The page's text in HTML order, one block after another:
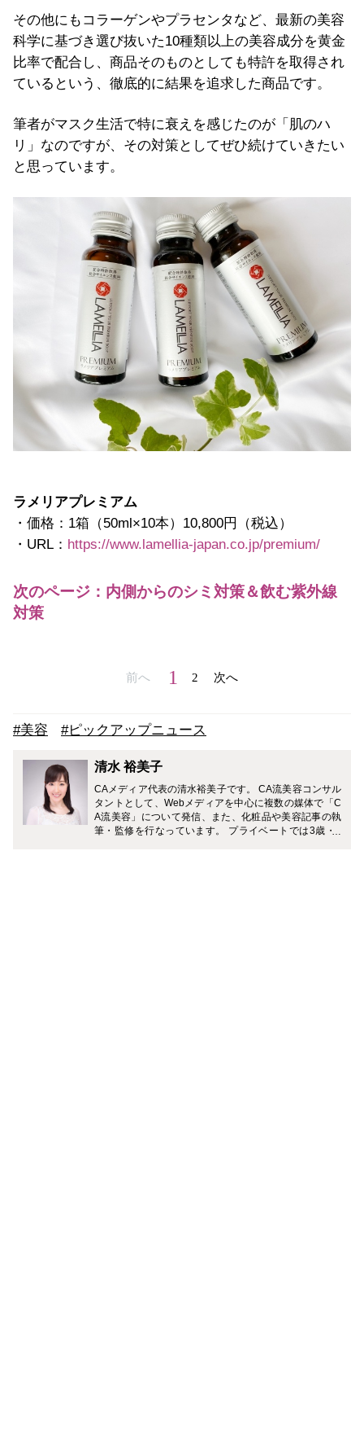
その他にも コラーゲンやプラセンタなど、最新の美容
科学に基づき選び抜いた10種類以上の美容成分を黄金
比率で配合し、商品そのものとしても特許を取得され
ているという、徹底的に結果を追求した商品です。
筆者がマスク生活で特に衰えを感じたのが「肌のハ
リ」なのですが、その対策としてぜひ続けていきたい
と思っています。
ラメリアプレミアム
・価格：1箱（50ml×10本）10,800円（税込）
・URL： https://www.lamellia-japan.co.jp/premium/
次のページ：内側からのシミ対策＆飲む紫外線
対策
前へ 1 2 次へ
#美容 #ピックアップニュース
清水 裕美子
CAメディア代表の清水裕美子です。 CA流美容コンサル
タントとして、Webメディアを中心に複数の媒体で「C
A流美容」について発信、また、化粧品や美容記事の執
筆・監修を行なっています。 プライベートでは3歳・7